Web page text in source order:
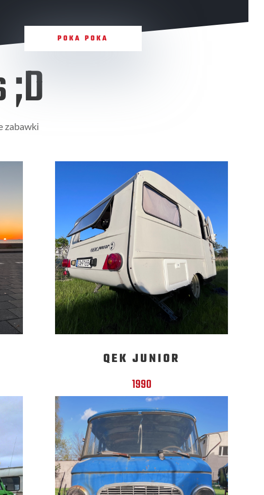
POKA POKA
zabawki
QEK JUNIOR
1990